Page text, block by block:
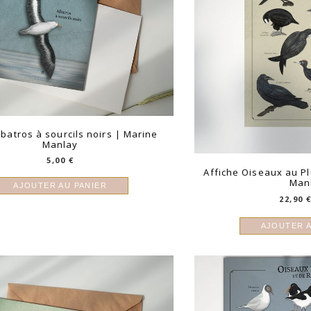
à sourcils noirs | Marine
Manlay
5,00 €
AJOUTER AU PANIER
Affiche Oiseaux au
22,90€
AJOUTER